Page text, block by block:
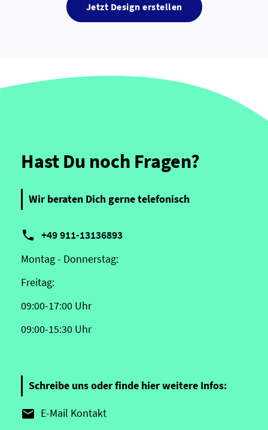
Jetzt Design erstellen
Hast Du noch Fragen?
Wir beraten Dich gerne telefonisch
 +49 911-13136893
Montag - Donnerstag:
Freitag:
09:00-17:00 Uhr
09:00-15:30 Uhr
Schreibe uns oder finde hier weitere Infos:
 E-Mail Kontakt